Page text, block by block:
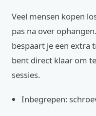
Veel mensen kopen
pas na over
bespaart je een extra
bent direct klaar om
sessies.
Inbegrepen: